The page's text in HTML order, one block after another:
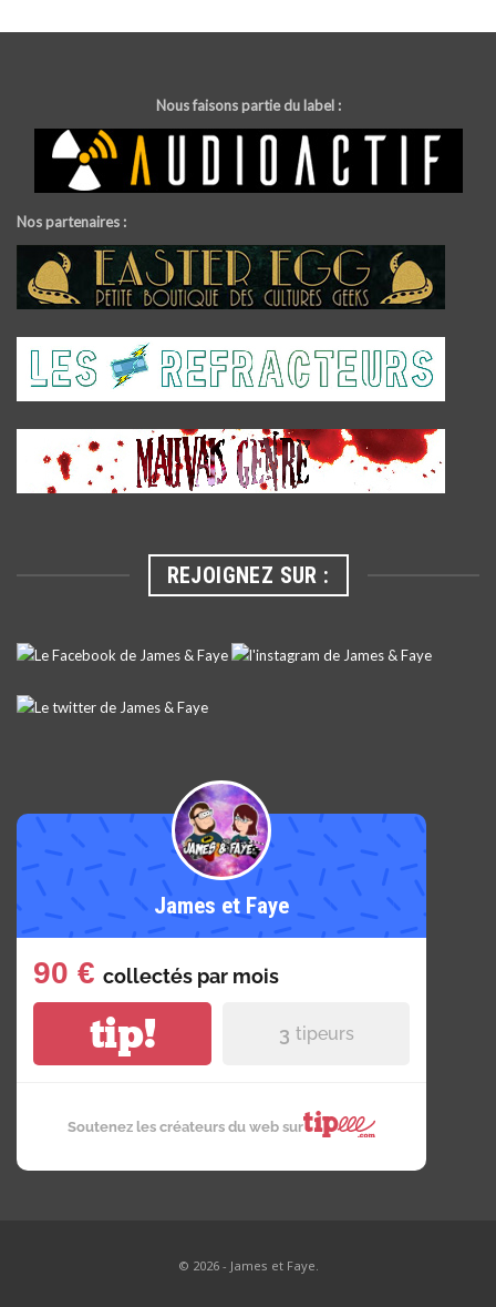
Nous faisons partie du label :
Nos partenaires :
REJOIGNEZ SUR :
James et Faye
90 € collectés par mois
tip! 3 tipeurs
Soutenez les créateurs du web sur
© 2026 - James et Faye.